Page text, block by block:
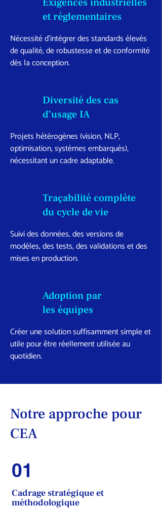
et réglementaires
Nécessité d’intégrer des standards élevés
de qualité, de robustesse et de conformité
dès la conception.
Diversité des cas
d’usage IA
Projets hétérogènes (vision, NLP,
optimisation, systèmes embarqués),
nécessitant un cadre adaptable.
Traçabilité complète
du cycle de vie
Suivi des données, des versions de
modèles, des tests, des validations et des
mises en production.
Adoption par
les équipes
Créer une solution suffisamment simple et
utile pour être réellement utilisée au
quotidien.
Notre approche pour
CEA
01
Cadrage stratégique et
méthodologique